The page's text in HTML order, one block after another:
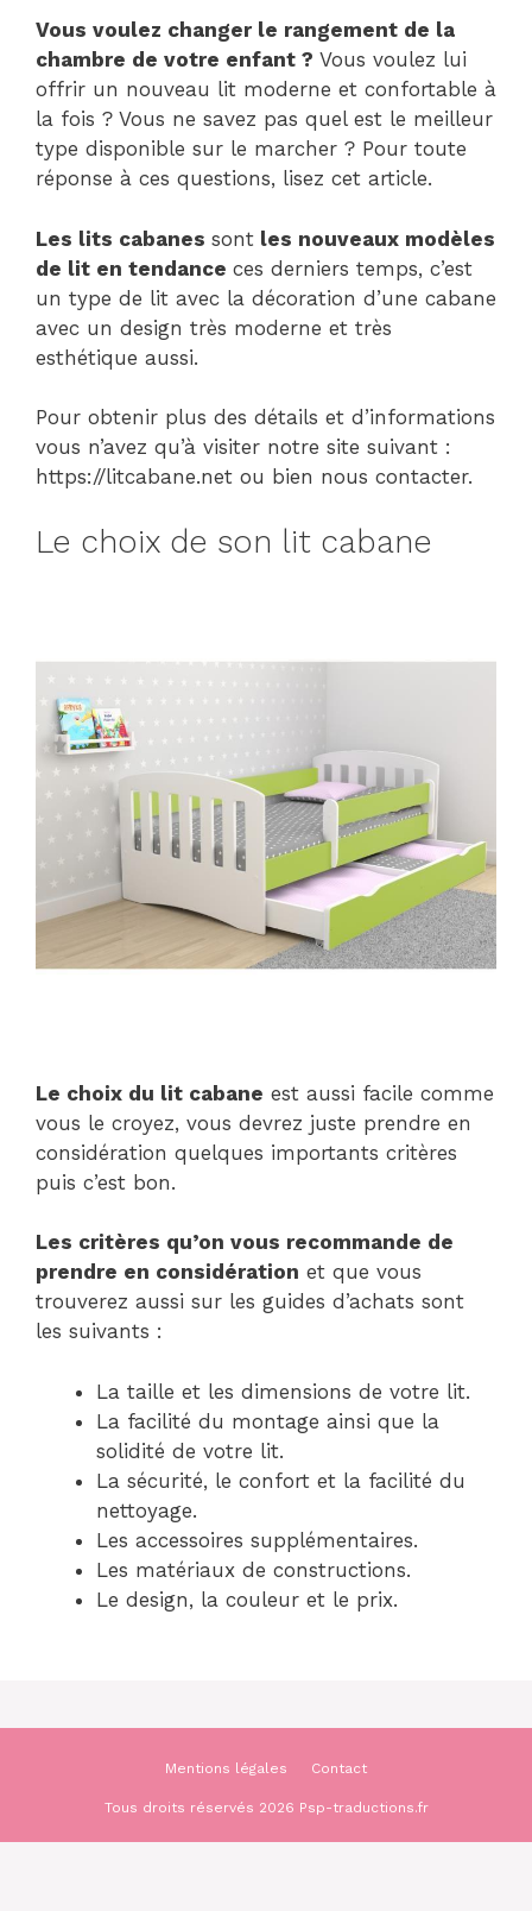
Vous voulez changer le rangement de la
chambre de votre enfant ? Vous voulez lui
offrir un nouveau lit moderne et confortable à
la fois ? Vous ne savez pas quel est le meilleur
type disponible sur le marcher ? Pour toute
réponse à ces questions, lisez cet article.
Les lits cabanes sont les nouveaux modèles
de lit en tendance ces derniers temps, c’est
un type de lit avec la décoration d’une cabane
avec un design très moderne et très
esthétique aussi.
Pour obtenir plus des détails et d’informations
vous n’avez qu’à visiter notre site suivant :
https://litcabane.net ou bien nous contacter.
Le choix de son lit cabane
Le choix du lit cabane est aussi facile comme
vous le croyez, vous devrez juste prendre en
considération quelques importants critères
puis c’est bon.
Les critères qu’on vous recommande de
prendre en considération et que vous
trouverez aussi sur les guides d’achats sont
les suivants :
La taille et les dimensions de votre lit.
La facilité du montage ainsi que la
solidité de votre lit.
La sécurité, le confort et la facilité du
nettoyage.
Les accessoires supplémentaires.
Les matériaux de constructions.
Le design, la couleur et le prix.
Mentions légales Contact
Tous droits réservés 2026 Psp-traductions.fr